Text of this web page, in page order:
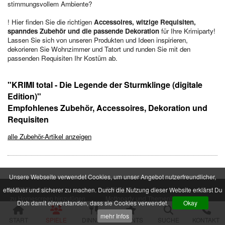
Unsere Webseite verwendet Cookies, um unser Angebot nutzerfreundlicher,
effektiver und sicherer zu machen. Durch die Nutzung dieser Website erklärst Du
Dich damit einverstanden, dass sie Cookies verwendet.
Okay
mehr Infos
START SPIELE DINNER EVENTS SUCHE KONTAKT
Im Schatten der Premiere
Jenseits der Schönheit
Der Mythos der Familie
Der verfluchte Schatz der Piraten
Die Party der Intrigen
Die Legende der Sturmklinge
Das Geheimnis der Burg Wolfsklamm
Die Pracht der Vampire
Der Hanf des Verderbens
Zum Geier mit dem Mord
Die Yacht der Macht
Nachts im Salon Rouge
Des Alters fette Beute
Hau den Michl
Das letzte Festmahl des Pharaos
Krimispiele für Jugendliche
Das Gift der Rivalen
stimmungsvollem Ambiente?
! Hier finden Sie die richtigen Accessoires, witzige Requisiten,
spanndes Zubehör und die passende Dekoration für Ihre Krimiparty!
Lassen Sie sich von unseren Produkten und Ideen inspirieren,
dekorieren Sie Wohnzimmer und Tatort und runden Sie mit den
passenden Requisiten Ihr Kostüm ab.
"KRIMI total - Die Legende der Sturmklinge (digitale
Edition)"
Empfohlenes Zubehör, Accessoires, Dekoration und
Requisiten
alle Zubehör-Artikel anzeigen
KRIMI total
zur Desktop-Version
SPIELE
Mottoparty und Themenï¿½bersicht
Zubehï¿½r
Spiele und Gutscheine bestellen